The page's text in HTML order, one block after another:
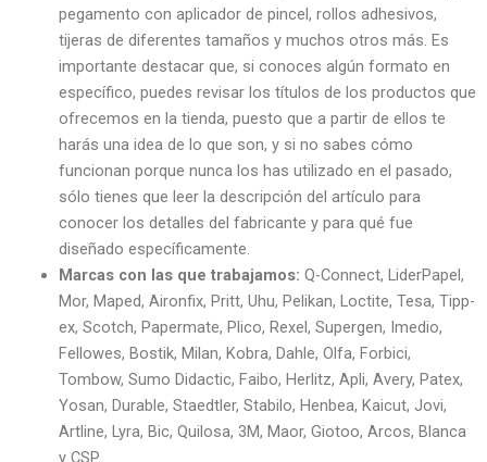
pegamento con aplicador de pincel, rollos adhesivos,
tijeras de diferentes tamaños y muchos otros más. Es
importante destacar que, si conoces algún formato en
específico, puedes revisar los títulos de los productos que
ofrecemos en la tienda, puesto que a partir de ellos te
harás una idea de lo que son, y si no sabes cómo
funcionan porque nunca los has utilizado en el pasado,
sólo tienes que leer la descripción del artículo para
conocer los detalles del fabricante y para qué fue
diseñado específicamente.
Marcas con las que trabajamos: Q-Connect, LiderPapel,
Mor, Maped, Aironfix, Pritt, Uhu, Pelikan, Loctite, Tesa, Tipp-
ex, Scotch, Papermate, Plico, Rexel, Supergen, Imedio,
Fellowes, Bostik, Milan, Kobra, Dahle, Olfa, Forbici,
Tombow, Sumo Didactic, Faibo, Herlitz, Apli, Avery, Patex,
Yosan, Durable, Staedtler, Stabilo, Henbea, Kaicut, Jovi,
Artline, Lyra, Bic, Quilosa, 3M, Maor, Giotoo, Arcos, Blanca
y CSP.